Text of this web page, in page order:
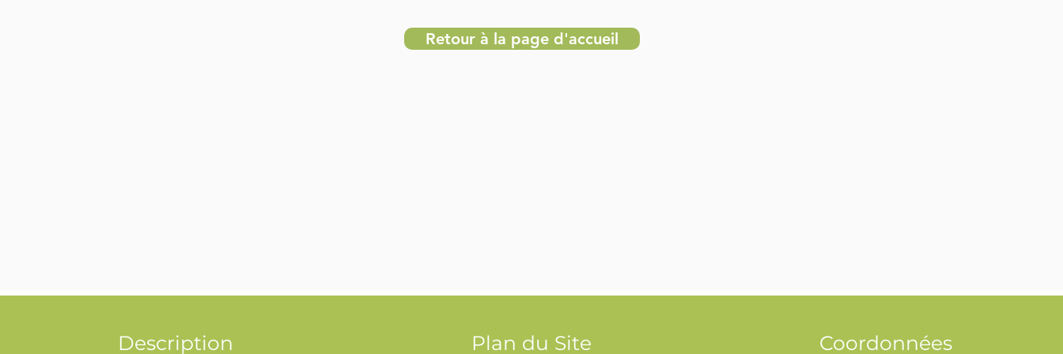
Retour à la page d'accueil
Description Plan du Site Coordonnées